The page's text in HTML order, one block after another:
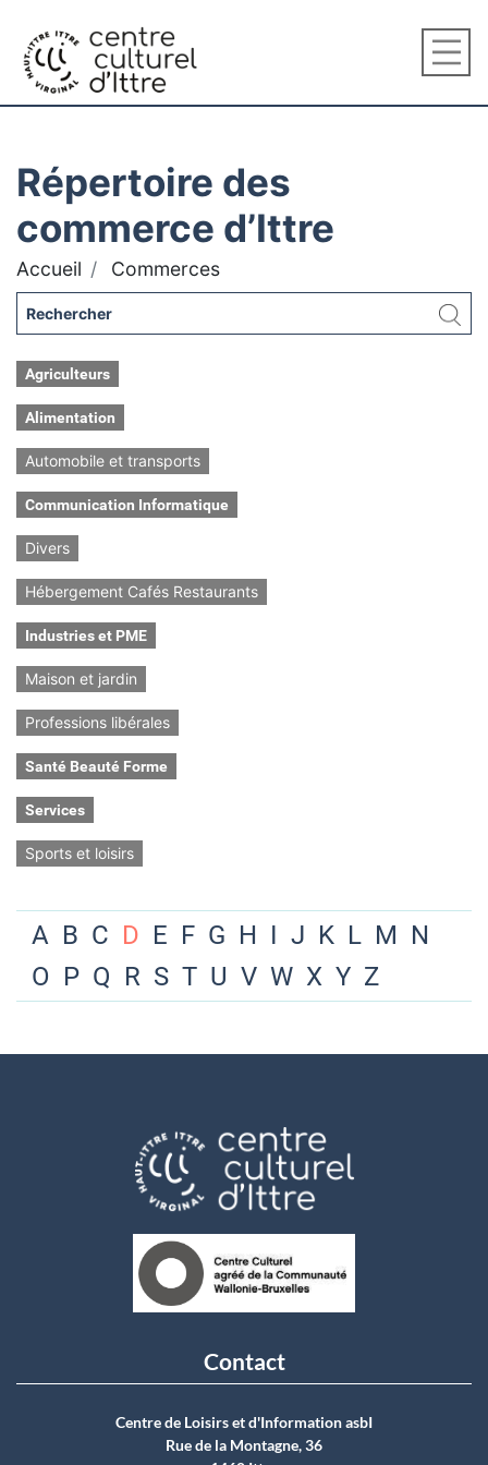
Répertoire des
commerce d’Ittre
Accueil Commerces
Agriculteurs
Alimentation
Automobile et transports
Communication Informatique
Divers
Hébergement Cafés Restaurants
Industries et PME
Maison et jardin
Professions libérales
Santé Beauté Forme
Services
Sports et loisirs
A B C D E F G H I J K L M N
O P Q R S T U V W X Y Z
Contact
Centre de Loisirs et d'Information asbI
Rue de la Montagne, 36